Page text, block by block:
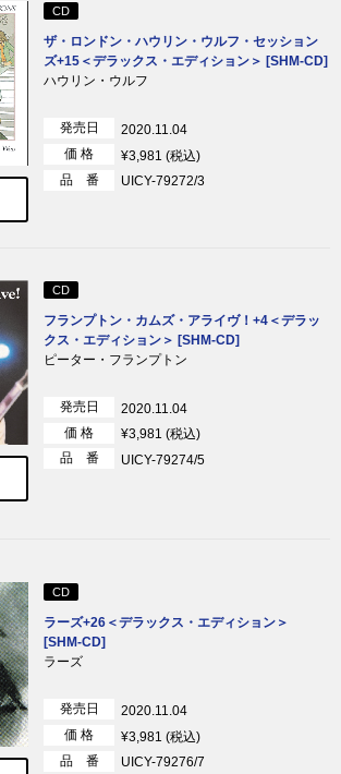
CD
ザ・ロンドン・ハウリン・ウルフ・セッション
ズ+15＜デラックス・エディション＞ [SHM-CD]
ハウリン・ウルフ
発売日
2020.11.04
価 格
¥3,981 (税込)
品 番
UICY-79272/3
CD
フランプトン・カムズ・アライヴ！+4＜デラッ
クス・エディション＞ [SHM-CD]
ピーター・フランプトン
発売日
2020.11.04
価 格
¥3,981 (税込)
品 番
UICY-79274/5
CD
ラーズ+26＜デラックス・エディション＞
[SHM-CD]
ラーズ
発売日
2020.11.04
価 格
¥3,981 (税込)
品 番
UICY-79276/7